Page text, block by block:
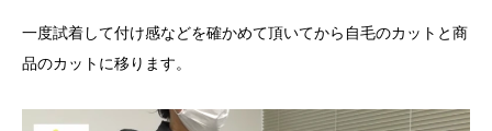
一度試着して付け感などを確かめて頂いてから自毛のカットと商
品のカットに移ります。